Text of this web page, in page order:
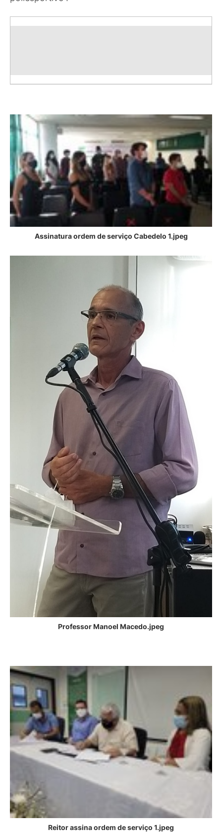
Assinatura ordem de serviço Cabedelo 1.jpeg
Professor Manoel Macedo.jpeg
Reitor assina ordem de serviço 1.jpeg